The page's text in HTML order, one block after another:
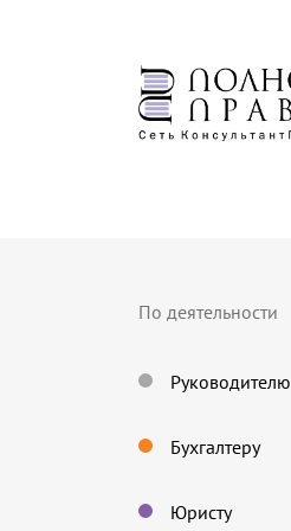
По деятельности
Руководителю
Бухгалтеру
Юристу